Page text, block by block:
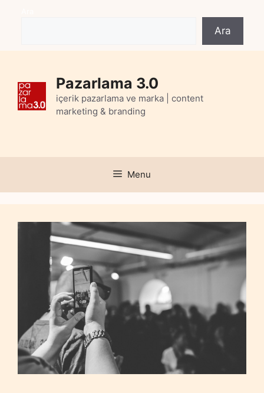
Ara
Pazarlama 3.0
içerik pazarlama ve marka | content
marketing & branding
Menu